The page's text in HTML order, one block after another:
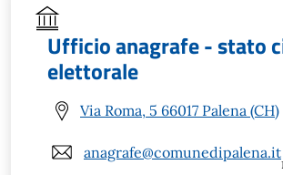
Ufficio anagrafe - stato
elettorale
Via Roma, 5 66017 Palena (CH)
anagrafe@comunedipalena.it